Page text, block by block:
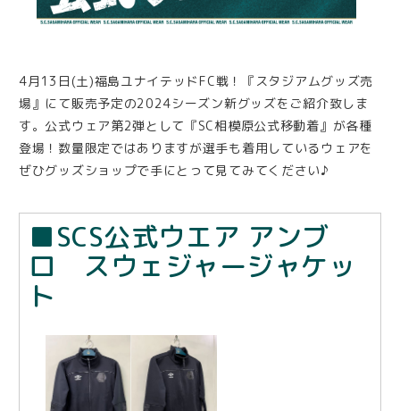
4月13日(土)福島ユナイテッドFC戦！『スタジアムグッズ売
場』にて販売予定の2024シーズン新グッズをご紹介致しま
す。公式ウェア第2弾として『SC相模原公式移動着』が各種
登場！数量限定ではありますが選手も着用しているウェアを
ぜひグッズショップで手にとって見てみてください♪
■SCS公式ウエア アンブ
ロ スウェジャージャケッ
ト